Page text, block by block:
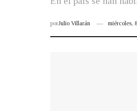
porJulio Villarán miércoles,